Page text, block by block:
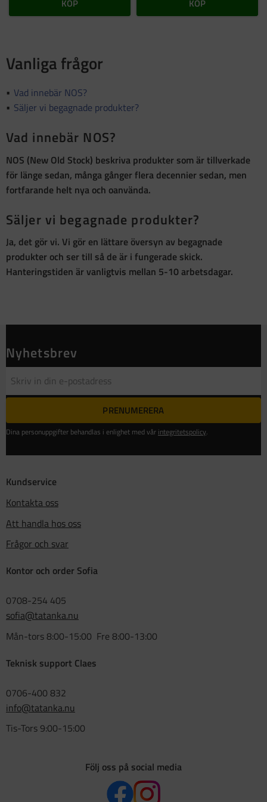
KÖP KÖP
Vanliga frågor
Vad innebär NOS?
Säljer vi begagnade produkter?
Vad innebär NOS?
NOS (New Old Stock) beskriva produkter som ärtillverkade
för länge sedan, många gånger flera decennier sedan, men
fortfarande helt nya och oanvända.
Säljer vi begagnade produkter?
Ja, det gör vi. Vi gör en lättare översyn av begagnade
produkter och ser till så de är i fungerade skick.
Hanteringstiden är vanligtvis mellan 5-10 arbetsdagar.
Nyhetsbrev
PRENUMERERA
Dina personuppgifter behandlas i enlighet med vår integritetspolicy.
Kundservice
Kontakta oss
Att handla hos oss
Frågor och svar
Kontor och order Sofia
0708-254 405
sofia@tatanka.nu
Mån-tors 8:00-15:00 Fre 8:00-13:00
Teknisk support Claes
0706-400 832
info@tatanka.nu
Tis-Tors 9:00-15:00
Följ oss på social media